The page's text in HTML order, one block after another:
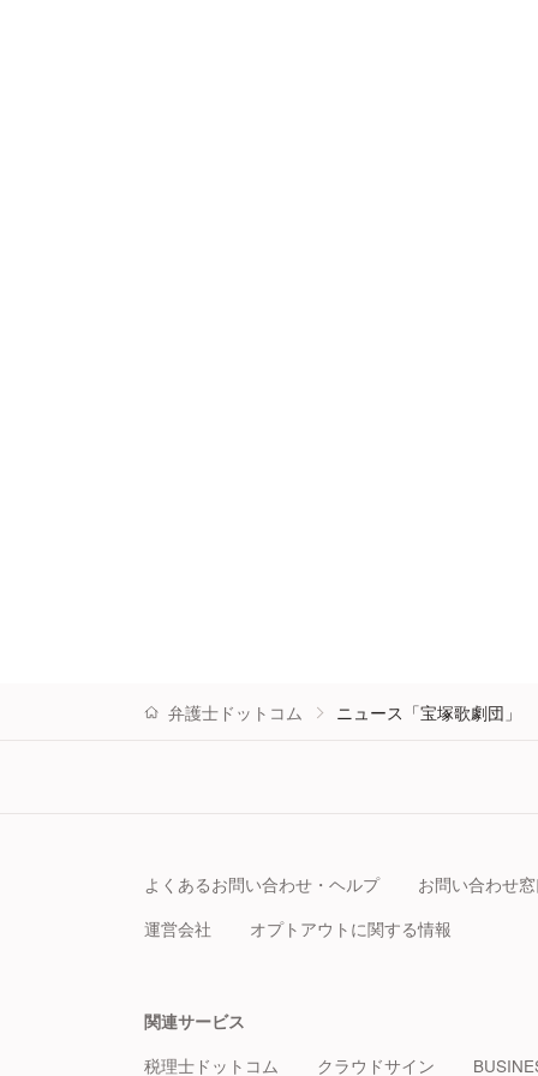
弁護士ドットコム ニュース「宝塚歌劇団」
よくあるお問い合わせ・ヘルプ
お問い合わせ
運営会社
オプトアウトに関する情報
関連サービス
税理士ドットコム
クラウドサイン